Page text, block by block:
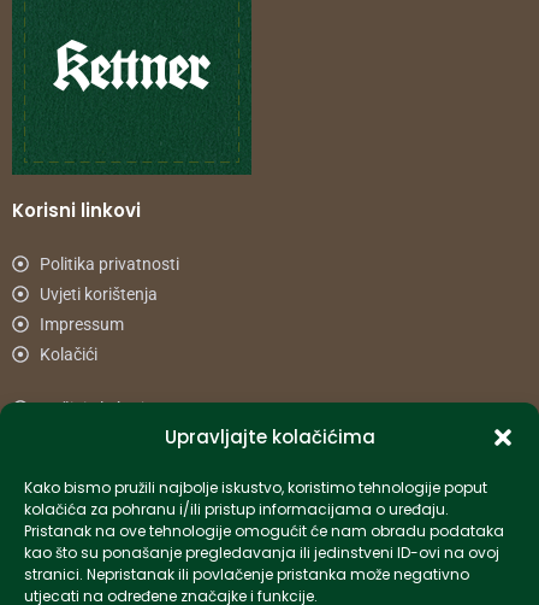
Upravljajte kolačićima
Kako bismo pružili najbolje iskustvo, koristimo tehnologije poput
kolačića za pohranu i/ili pristup informacijama o uređaju.
Pristanak na ove tehnologije omogućit će nam obradu podataka
kao što su ponašanje pregledavanja ili jedinstveni ID-ovi na ovoj
stranici. Nepristanak ili povlačenje pristanka može negativno
utjecati na određene značajke i funkcije.
Korisni linkovi
Politika privatnosti
Uvjeti korištenja
Impressum
Kolačići
Načini plaćanja
Informacije
info-hr@kettner.com